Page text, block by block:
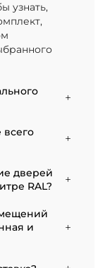
узнать,
отделки
с
от 5000
после
В
уровня
высоте, и
ставить
работ.
но
дверей
RAL?
и